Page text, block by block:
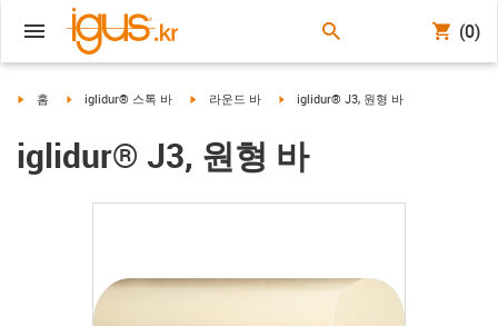
(0)
igus-icon-arrow-right
홈 igus-icon-arrow-right
iglidur® 스톡 바 igus-icon-arrow-right
라운드 바 igus-icon-arrow-right
iglidur® J3, 원형 바
iglidur® J3, 원형 바